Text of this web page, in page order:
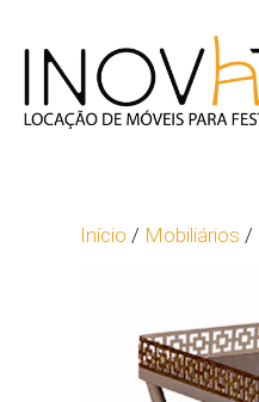
Início / Mobiliários /